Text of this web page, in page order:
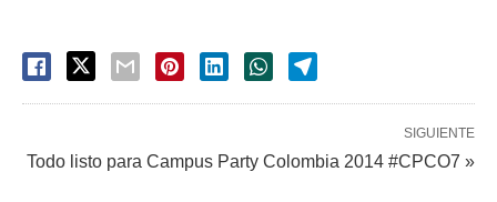
SIGUIENTE
Todo listo para Campus Party Colombia 2014 #CPCO7 »